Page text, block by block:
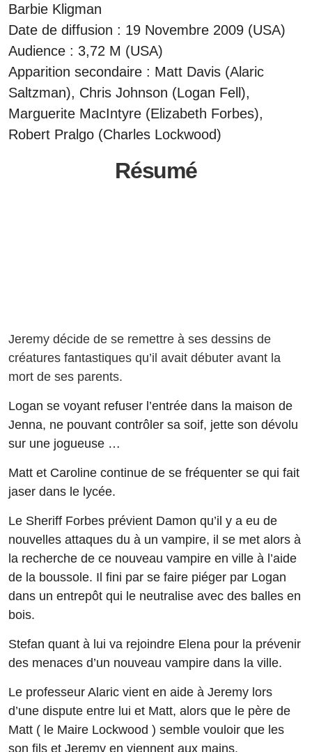
Barbie Kligman
Date de diffusion : 19 Novembre 2009 (USA)
Audience : 3,72 M (USA)
Apparition secondaire : Matt Davis (Alaric
Saltzman), Chris Johnson (Logan Fell),
Marguerite MacIntyre (Elizabeth Forbes),
Robert Pralgo (Charles Lockwood)
Résumé
Jeremy décide de se remettre à ses dessins de
créatures fantastiques qu’il avait débuter avant la
mort de ses parents.
Logan se voyant refuser l’entrée dans la maison de
Jenna, ne pouvant contrôler sa soif, jette son dévolu
sur une jogueuse …
Matt et Caroline continue de se fréquenter se qui fait
jaser dans le lycée.
Le Sheriff Forbes prévient Damon qu’il y a eu de
nouvelles attaques du à un vampire, il se met alors à
la recherche de ce nouveau vampire en ville à l’aide
de la boussole. Il fini par se faire piéger par Logan
dans un entrepôt qui le neutralise avec des balles en
bois.
Stefan quant à lui va rejoindre Elena pour la prévenir
des menaces d’un nouveau vampire dans la ville.
Le professeur Alaric vient en aide à Jeremy lors
d’une dispute entre lui et Matt, alors que le père de
Matt ( le Maire Lockwood ) semble vouloir que les
son fils et Jeremy en viennent aux mains.